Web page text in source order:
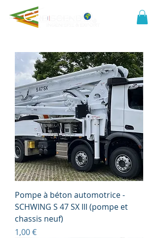
Pompe à béton automotrice -
SCHWING S 47 SX III (pompe et
chassis neuf)
Prix
1,00 €